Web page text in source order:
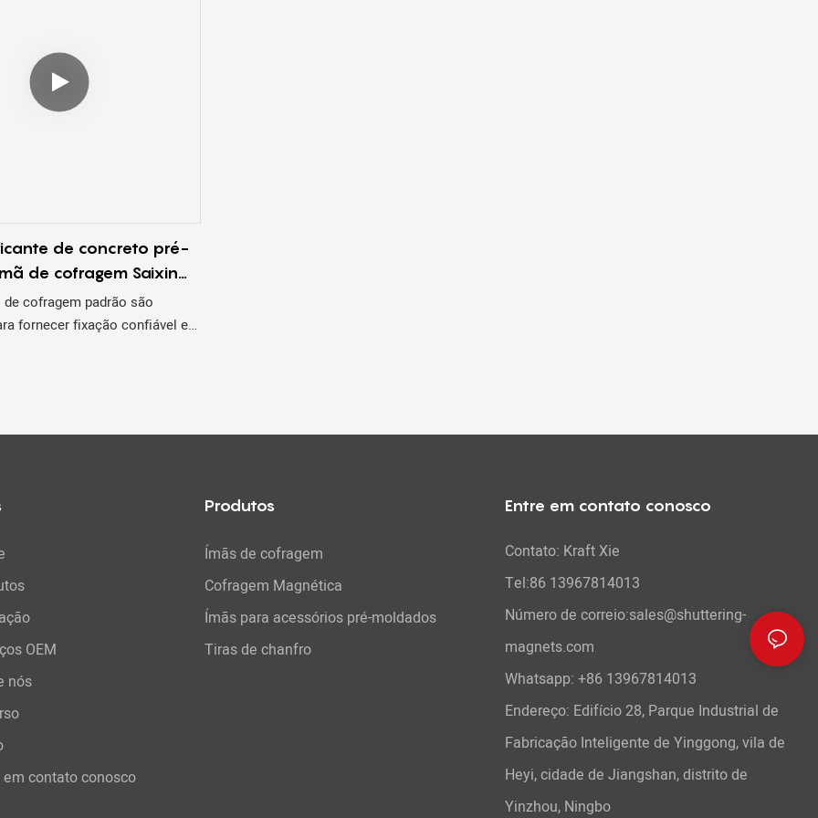
de concreto pré-
de cofragem Saixin
magnética pré-
quente
cofragem padrão são
fornecer fixação confiável e
concreto pré-moldado,
OEM
nós
em contato conosco
Produtos
Ímãs de cofragem
Cofragem Magnética
Ímãs para acessórios pré-moldados
Tiras de chanfro
Entre em contato conosco
Contato: Kraft Xie
Tel:86 13967814013
Número de correio:sales@shuttering-
magnets.com
Whatsapp: +86 13967814013
Endereço: Edifício 28, Parque Industrial de
Fabricação Inteligente de Yinggong, vila de
Heyi, cidade de Jiangshan, distrito de
Yinzhou, Ningbo